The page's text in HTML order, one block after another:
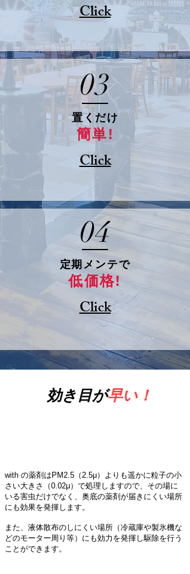
Click
03
​置くだけ
簡単!
Click
04
​定期メンテで
低価格!
Click
１
効き目が早い！
with の薬剤はPM2.5（2.5μ）よりも遥かに粒子の小
さい大きさ（0.02μ）で処理しますので、その場に
いる害虫だけでなく、奥底の薬剤が届きにくい場所
にも効果を発揮します。
​また、液体散布のしにくい場所（冷蔵庫や製氷機な
どのモーター周り等）にも効力を発揮し駆除を行う
ことができます。